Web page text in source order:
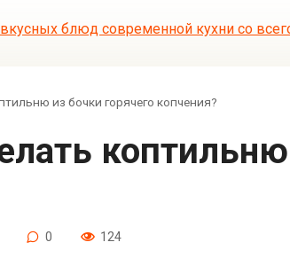
из бочки горячего копчения?
0 124